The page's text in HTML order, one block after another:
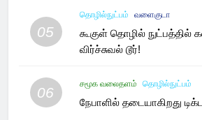
05
தொழில்நுட்பம் வளைகுடா
கூகுள் தொழில் நுட்பத்தில்
விர்ச்சுவல் டூர்!
06
சமூக வலைதளம் தொழில்நுட்பம்
நேபாளில் தடையாகிறது